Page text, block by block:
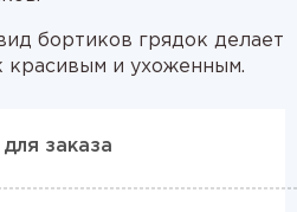
бортиков грядок делает
красивым и ухоженным.
заказа